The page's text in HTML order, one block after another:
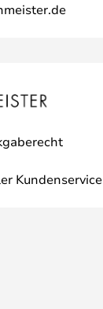
Kundenservice